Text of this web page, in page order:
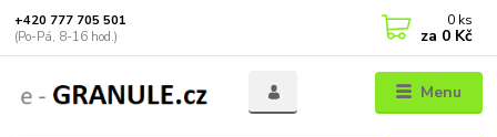
Menu
+420 777 705 501
(Po-Pá, 8-16 hod.)
0 ks
za 0 Kč